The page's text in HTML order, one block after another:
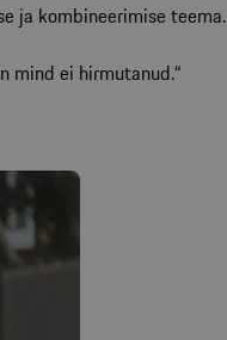
ja kombineerimise teema.
mind ei hirmutanud.“